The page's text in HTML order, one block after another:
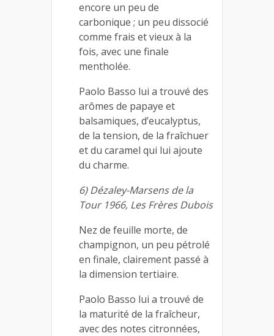
encore un peu de
carbonique ; un peu dissocié
comme frais et vieux à la
fois, avec une finale
mentholée.
Paolo Basso lui a trouvé des
arômes de papaye et
balsamiques, d’eucalyptus,
de la tension, de la fraîchuer
et du caramel qui lui ajoute
du charme.
6) Dézaley-Marsens de la
Tour 1966, Les Frères Dubois
Nez de feuille morte, de
champignon, un peu pétrolé
en finale, clairement passé à
la dimension tertiaire.
Paolo Basso lui a trouvé de
la maturité de la fraîcheur,
avec des notes citronnées,